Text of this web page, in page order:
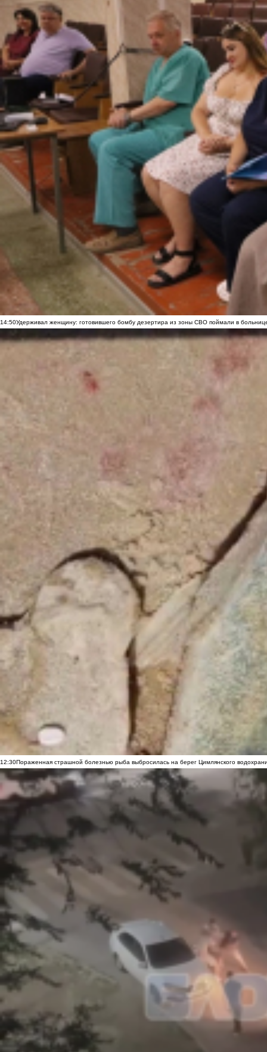
14:50Удерживал женщину: готовившего бомбу дезертира из зоны СВО поймали в
12:30Пораженная страшной болезнью рыба выбросилась на берег Цимлянского